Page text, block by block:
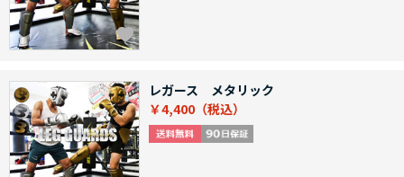
レガース メタリック
￥4,400